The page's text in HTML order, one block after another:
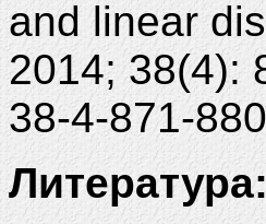
and linear
2014; 38(4):
38-4-871-
Литература: